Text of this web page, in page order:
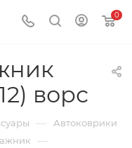
0
ворс
— Автоковрики
—